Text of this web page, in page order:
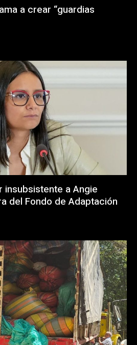
a crear “guardias
a Angie
del Fondo de Adaptación